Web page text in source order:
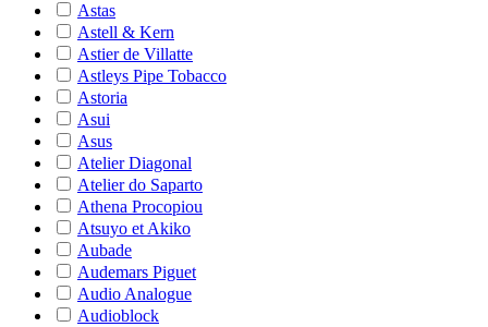
Astas
Astell & Kern
Astier de Villatte
Astleys Pipe Tobacco
Astoria
Asui
Asus
Atelier Diagonal
Atelier do Saparto
Athena Procopiou
Atsuyo et Akiko
Aubade
Audemars Piguet
Audio Analogue
Audioblock